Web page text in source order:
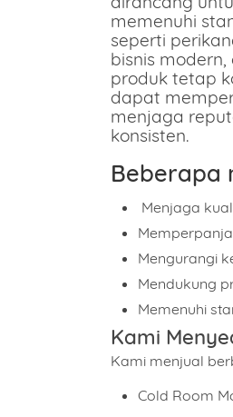
memenuhi
seperti
bisnis
produk tetap
dapat
menjaga
konsisten.
Beberapa
Menjaga
Mengurangi
Mendukung
Memenuhi
Kami
Kami menjual
Cold Room